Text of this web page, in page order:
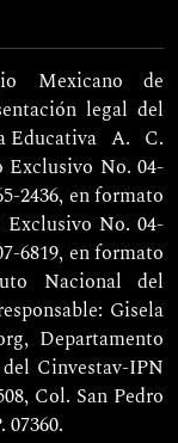
Mexicano de
legal del
Educativa A. C.
Exclusivo No. 04-
2436, en formato
Exclusivo No. 04-
6819, en formato
Nacional del
Gisela
Departamento
Cinvestav-IPN
Col. San Pedro